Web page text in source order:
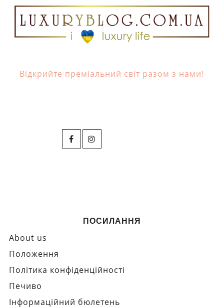
Відкрийте преміальний світ разом з нами!
ПОСИЛАННЯ
About us
Положення
Політика конфіденційності
Печиво
Інформаційний бюлетень